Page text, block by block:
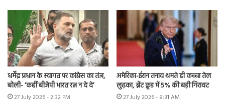
धर्मेंद्र प्रधान के स्वागत पर कांग्रेस का तंज,
बोली- ‘कहीं बीजेपी भारत रत्न न दे दे’
27 July 2026 - 2:32 PM
अमेरिका-ईरान तनाव थमते ही कच्चा तेल
लुढ़का, ब्रेंट क्रूड में 5% की बड़ी गिरावट
27 July 2026 - 8:31 AM